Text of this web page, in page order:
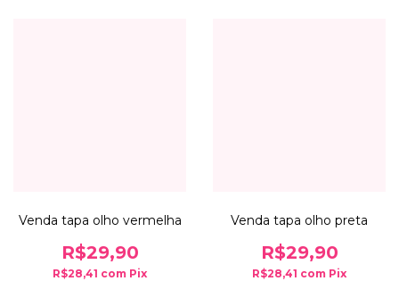
Venda tapa olho vermelha
R$29,90
R$28,41 com Pix
Venda tapa olho preta
R$29,90
R$28,41 com Pix